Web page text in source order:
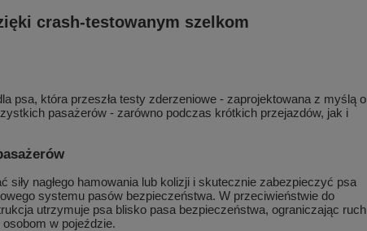
crash-testowanym szelkom
psa, która przeszła testy zderzeniowe - zaprojektowana z myślą o
pasażerów - zarówno podczas krótkich przejazdów, jak i
siły nagłego hamowania lub kolizji i skutecznie zabezpieczyć psa
systemu pasów bezpieczeństwa. W przeciwieństwie do
utrzymuje psa blisko pasa bezpieczeństwa, ograniczając ruch
w pojeździe.